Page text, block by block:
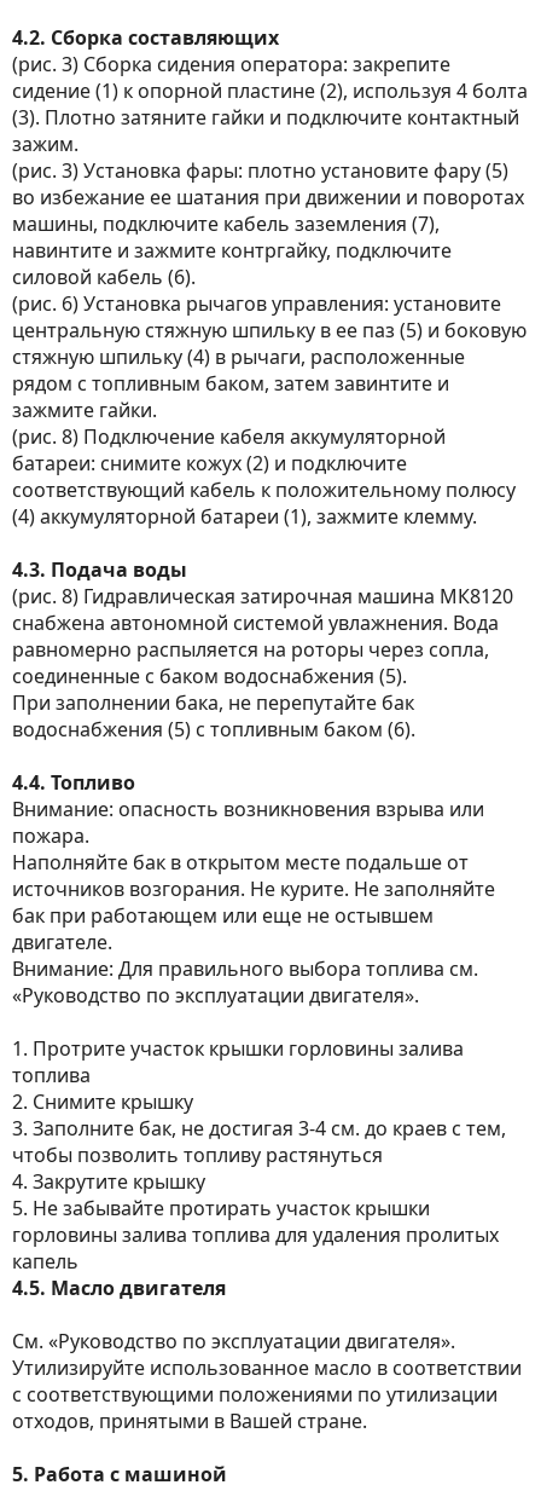
4.2. Сборка составляющих
(рис. 3) Сборка сидения оператора: закрепите
сидение (1) к опорной пластине (2), используя 4 болта
(3). Плотно затяните гайки и подключите контактный
зажим.
(рис. 3) Установка фары: плотно установите фару (5)
во избежание ее шатания при движении и поворотах
машины, подключите кабель заземления (7),
навинтите и зажмите контргайку, подключите
силовой кабель (6).
(рис. 6) Установка рычагов управления: установите
центральную стяжную шпильку в ее паз (5) и боковую
стяжную шпильку (4) в рычаги, расположенные
рядом с топливным баком, затем завинтите и
зажмите гайки.
(рис. 8) Подключение кабеля аккумуляторной
батареи: снимите кожух (2) и подключите
соответствующий кабель к положительному полюсу
(4) аккумуляторной батареи (1), зажмите клемму.
4.3. Подача воды
(рис. 8) Гидравлическая затирочная машина МК8120
снабжена автономной системой увлажнения. Вода
равномерно распыляется на роторы через сопла,
соединенные с баком водоснабжения (5).
При заполнении бака, не перепутайте бак
водоснабжения (5) с топливным баком (6).
4.4. Топливо
Внимание: опасность возникновения взрыва или
пожара.
Наполняйте бак в открытом месте подальше от
источников возгорания. Не курите. Не заполняйте
бак при работающем или еще не остывшем
двигателе.
Внимание: Для правильного выбора топлива см.
«Руководство по эксплуатации двигателя».
1. Протрите участок крышки горловины залива
топлива
2. Снимите крышку
3. Заполните бак, не достигая 3-4 см. до краев с тем,
чтобы позволить топливу растянуться
4. Закрутите крышку
5. Не забывайте протирать участок крышки
горловины залива топлива для удаления пролитых
капель
4.5. Масло двигателя
См. «Руководство по эксплуатации двигателя».
Утилизируйте использованное масло в соответствии
с соответствующими положениями по утилизации
отходов, принятыми в Вашей стране.
5. Работа с машиной